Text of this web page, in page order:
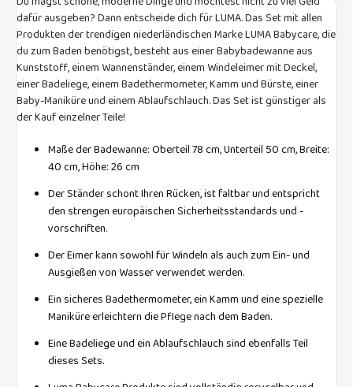
dafür ausgeben? Dann entscheide dich für LUMA. Das Set mit allen
Produkten der trendigen niederländischen Marke LUMA Babycare, die
du zum Baden benötigst, besteht aus einer Babybadewanne aus
Kunststoff, einem Wannenständer, einem Windeleimer mit Deckel,
einer Badeliege, einem Badethermometer, Kamm und Bürste, einer
Baby-Maniküre und einem Ablaufschlauch. Das Set ist günstiger als
der Kauf einzelner Teile!
Maße der Badewanne: Oberteil 78 cm, Unterteil 50 cm, Breite:
40 cm, Höhe: 26 cm
Der Ständer schont Ihren Rücken, ist faltbar und entspricht
den strengen europäischen Sicherheitsstandards und -
vorschriften.
Der Eimer kann sowohl für Windeln als auch zum Ein- und
Ausgießen von Wasser verwendet werden.
Ein sicheres Badethermometer, ein Kamm und eine spezielle
Maniküre erleichtern die Pflege nach dem Baden.
Eine Badeliege und ein Ablaufschlauch sind ebenfalls Teil
dieses Sets.